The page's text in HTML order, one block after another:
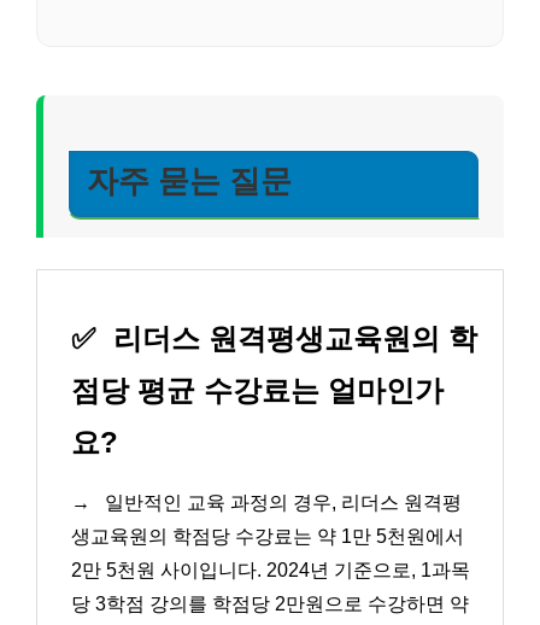
자주 묻는 질문
✅
리더스 원격평생교육원의 학
점당 평균 수강료는 얼마인가
요?
→
일반적인 교육 과정의 경우, 리더스 원격평
생교육원의 학점당 수강료는 약 1만 5천원에서
2만 5천원 사이입니다. 2024년 기준으로, 1과목
당 3학점 강의를 학점당 2만원으로 수강하면 약